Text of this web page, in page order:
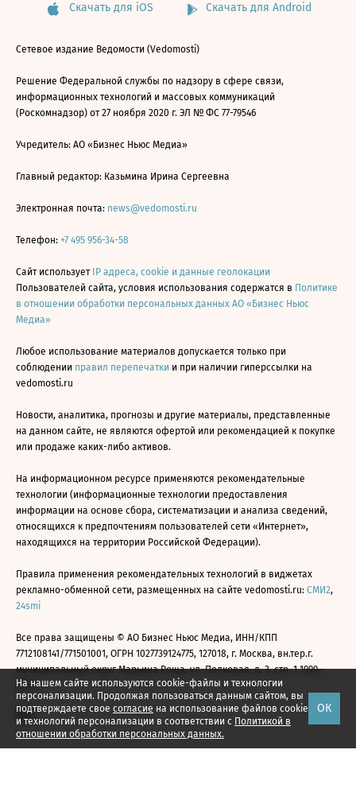
На нашем сайте используются cookie-файлы и технологии
персонализации. Продолжая пользоваться данным сайтом, вы
подтверждаете свое согласие на использование файлов cookie
и технологий персонализации в соответствии с Политикой в
отношении обработки персональных данных.
ОК
Скачать для iOS Скачать для Android
Сетевое издание Ведомости (Vedomosti)
Решение Федеральной службы по надзору в сфере связи,
информационных технологий и массовых коммуникаций
(Роскомнадзор) от 27 ноября 2020 г. ЭЛ № ФС 77-79546
Учредитель: АО «Бизнес Ньюс Медиа»
Главный редактор: Казьмина Ирина Сергеевна
Электронная почта: news@vedomosti.ru
Телефон: +7 495 956-34-58
Сайт использует IP адреса, cookie и данные геолокации
Пользователей сайта, условия использования содержатся в Политике
в отношении обработки персональных данных АО «Бизнес Ньюс
Медиа»
Любое использование материалов допускается только при
соблюдении правил перепечатки и при наличии гиперссылки на
vedomosti.ru
Новости, аналитика, прогнозы и другие материалы, представленные
на данном сайте, не являются офертой или рекомендацией к покупке
или продаже каких-либо активов.
На информационном ресурсе применяются рекомендательные
технологии (информационные технологии предоставления
информации на основе сбора, систематизации и анализа сведений,
относящихся к предпочтениям пользователей сети «Интернет»,
находящихся на территории Российской Федерации).
Правила применения рекомендательных технологий в виджетах
рекламно-обменной сети, размещенных на сайте vedomosti.ru: СМИ2,
24smi
Все права защищены © АО Бизнес Ньюс Медиа, ИНН/КПП
7712108141/771501001, ОГРН 1027739124775, 127018, г. Москва, вн.тер.г.
муниципальный округ Марьина Роща, ул. Полковая, д. 3, стр. 1 1999—
2026